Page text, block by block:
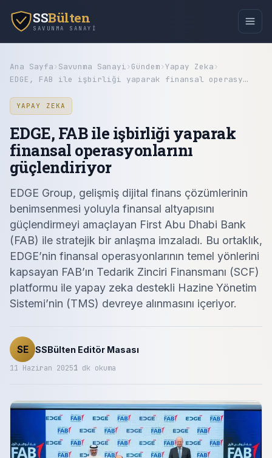
SSBülten
SAVUNMA SANAYI
Ana Sayfa› Savunma Sanayi› Gündem›Yapay Zeka›
EDGE, FAB ile işbirliği yaparak finansal operasy…
YAPAY ZEKA
EDGE, FAB ile işbirliği yaparak
finansal operasyonlarını
güçlendiriyor
EDGE Group, gelişmiş dijital finans çözümlerinin
benimsenmesi yoluyla finansal altyapısını
güçlendirmeyi amaçlayan First Abu Dhabi Bank
(FAB) ile stratejik bir anlaşma imzaladı. Bu ortaklık,
EDGE’nin finansal operasyonlarının temel yönlerini
kapsayan FAB’ın Tedarik Zinciri Finansmanı (SCF)
platformu ile yapay zeka destekli Hazine Yönetim
Sistemi’nin (TMS) devreye alınmasını içeriyor.
SE SSBülten Editör Masası
11 Haziran 20251 dk okuma